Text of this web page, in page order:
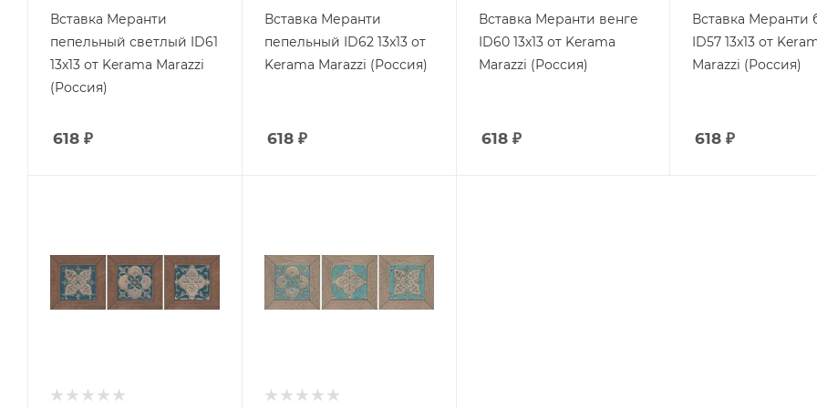
Вставка Меранти
пепельный светлый ID61
13x13 от Kerama Marazzi
(Россия)
618 ₽
Вставка Меранти
пепельный ID62 13x13 от
Kerama Marazzi (Россия)
618₽
Вставка Меранти венге
ID60 13x13 от Kerama
Marazzi (Россия)
618₽
Вставка Меранти
ID57 13x13 от
Marazzi (Россия)
618 ₽